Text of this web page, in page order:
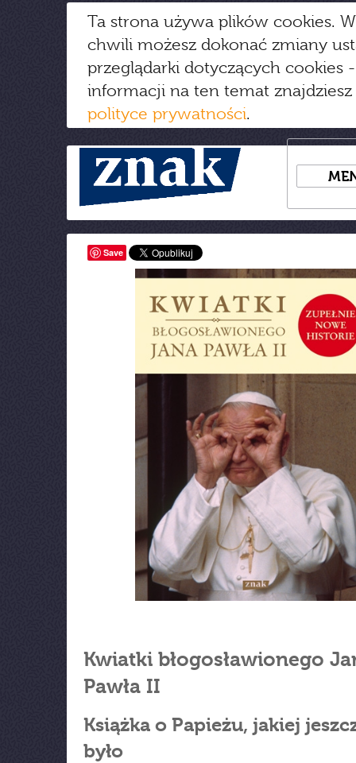
Ta strona używa plików cookies.
chwili możesz dokonać zmiany
przeglądarki dotyczących cookies
informacji na ten temat
polityce prywatności.
Save
Kwiatki błogosławionego
Pawła II
Książka o Papieżu, jakiej
było